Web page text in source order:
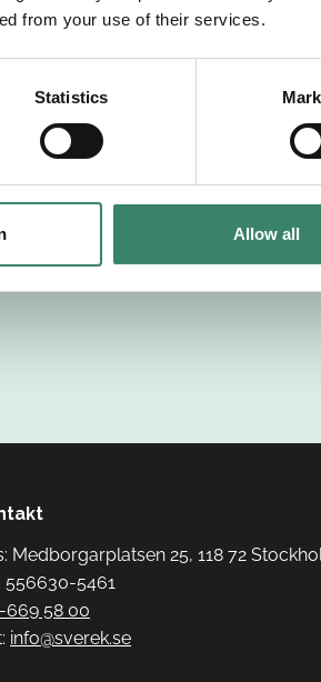
from your use of their services.
Statistics
Allow all
Medborgarplatsen 25, 118 72
556630-5461
669 58 00
info@sverek.se